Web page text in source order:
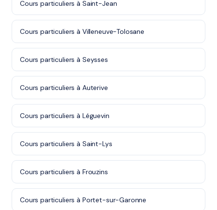
Cours particuliers à Saint-Jean
Cours particuliers à Villeneuve-Tolosane
Cours particuliers à Seysses
Cours particuliers à Auterive
Cours particuliers à Léguevin
Cours particuliers à Saint-Lys
Cours particuliers à Frouzins
Cours particuliers à Portet-sur-Garonne